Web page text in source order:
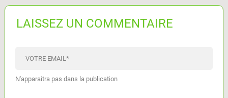
LAISSEZ UN COMMENTAIRE
VOTRE EMAIL*
N'apparaitra pas dans la publication